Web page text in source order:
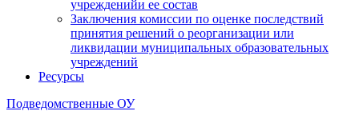
учрежденийи ее состав
Заключения комиссии по оценке последствий
принятия решений о реорганизации или
ликвидации муниципальных образовательных
учреждений
Ресурсы
Подведомственные ОУ